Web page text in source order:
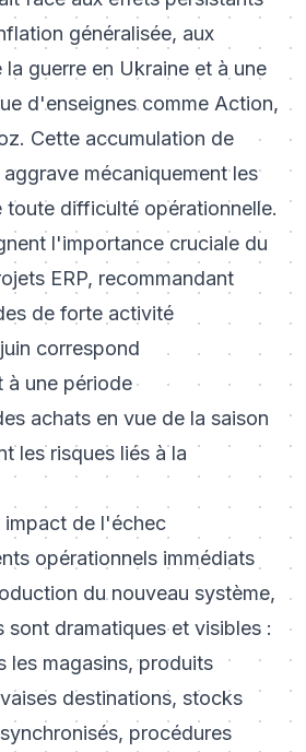
généralisée, aux
guerre en Ukraine et à une
d'enseignes comme Action,
Cette accumulation de
mécaniquement les
toute difficulté opérationnelle.
l'importance cruciale du
ERP, recommandant
de forte activité
correspond
à une période
achats en vue de la saison
les risques liés à la
impact de l'échec
opérationnels immédiats
du nouveau système,
sont dramatiques et visibles :
les magasins, produits
destinations, stocks
procédures